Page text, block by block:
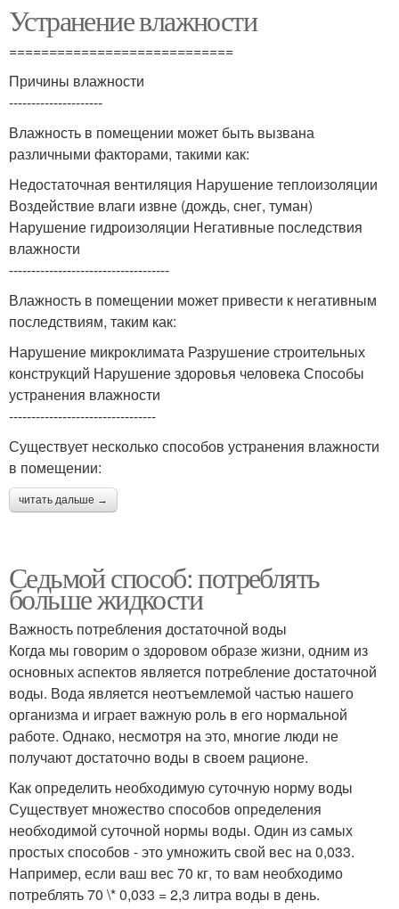
Устранение влажности
============================
Причины влажности
---------------------
Влажность в помещении может быть вызвана
различными факторами, такими как:
Недостаточная вентиляция Нарушение теплоизоляции
Воздействие влаги извне (дождь, снег, туман)
Нарушение гидроизоляции Негативные последствия
влажности
------------------------------------
Влажность в помещении может привести к негативным
последствиям, таким как:
Нарушение микроклимата Разрушение строительных
конструкций Нарушение здоровья человека Способы
устранения влажности
---------------------------------
Существует несколько способов устранения влажности
в помещении:
читать дальше →
Седьмой способ: потреблять
больше жидкости
Важность потребления достаточной воды
Когда мы говорим о здоровом образе жизни, одним из
основных аспектов является потребление достаточной
воды. Вода является неотъемлемой частью нашего
организма и играет важную роль в его нормальной
работе. Однако, несмотря на это, многие люди не
получают достаточно воды в своем рационе.
Как определить необходимую суточную норму воды
Существует множество способов определения
необходимой суточной нормы воды. Один из самых
простых способов - это умножить свой вес на 0,033.
Например, если ваш вес 70 кг, то вам необходимо
потреблять 70 \* 0,033 = 2,3 литра воды в день.